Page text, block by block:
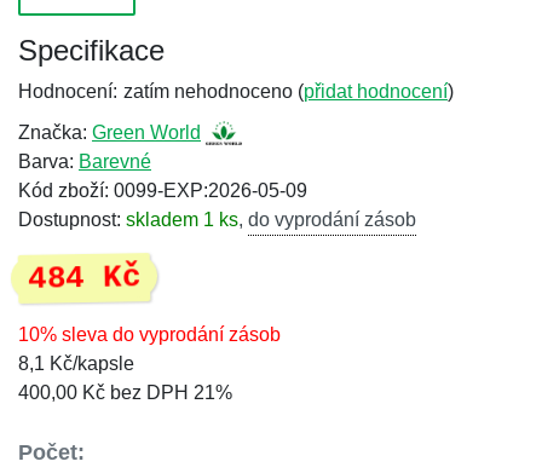
Specifikace
Hodnocení: zatím nehodnoceno (přidat hodnocení)
Značka: Green World
Barva: Barevné
Kód zboží: 0099-EXP:2026-05-09
Dostupnost: skladem 1 ks, do vyprodání zásob
484 Kč
10% sleva do vyprodání zásob
8,1 Kč/kapsle
400,00 Kč bez DPH 21%
Počet: